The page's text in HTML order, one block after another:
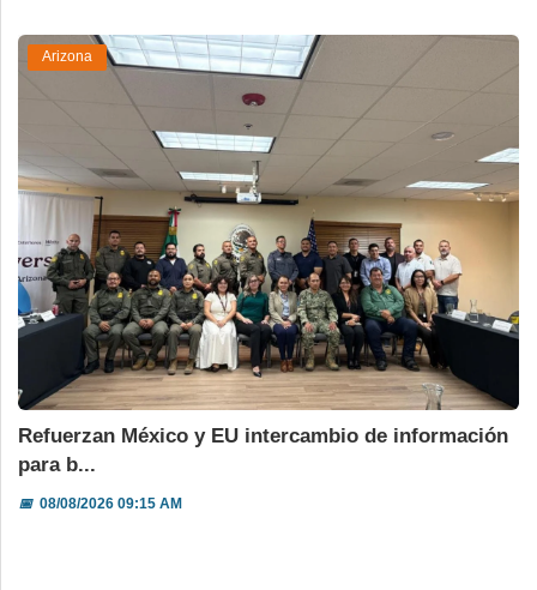
Arizona
Refuerzan México y EU intercambio de información
para b...
📅08/08/2026 09:15 AM